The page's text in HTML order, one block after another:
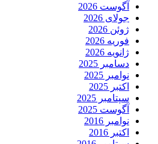
آگوست 2026
جولای 2026
ژوئن 2026
فوریه 2026
ژانویه 2026
دسامبر 2025
نوامبر 2025
اکتبر 2025
سپتامبر 2025
آگوست 2025
نوامبر 2016
اکتبر 2016